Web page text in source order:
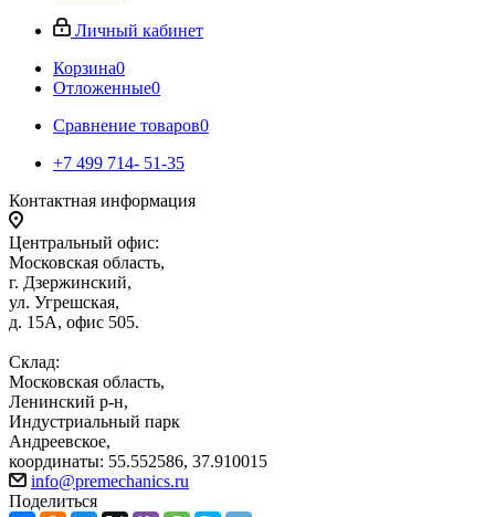
Личный кабинет
Корзина0
Отложенные0
Сравнение товаров0
+7 499 714- 51-35
Контактная информация
Центральный офис:
Московская область,
г. Дзержинский,
ул. Угрешская,
д. 15А, офис 505.
Склад:
Московская область,
Ленинский р-н,
Индустриальный парк
Андреевское,
координаты: 55.552586, 37.910015
info@premechanics.ru
Поделиться